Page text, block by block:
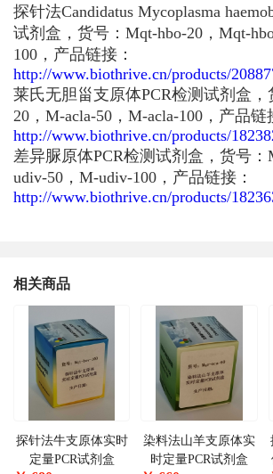
探针法Candidatus Mycoplasma
试剂盒，货号：Mqt-hbo-20，Mqt-
100，产品链接：
http://www.biothrive.cn/products/
莱氏无胆甾支原体PCR检测试剂盒，
20，M-acla-50，M-acla-100，产品链
http://www.biothrive.cn/products/
差异脲原体PCR检测试剂盒，货号
udiv-50，M-udiv-100，产品链接：
http://www.biothrive.cn/products/
相关商品
探针法牛支原体实时
定量PCR试剂盒
染料法山羊支原体实
时定量PCR试剂盒